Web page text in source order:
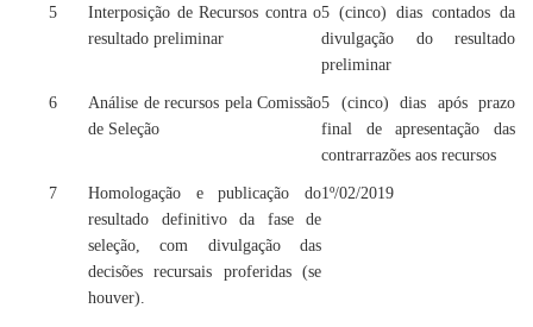
5
Interposição de Recursos contra o
resultado preliminar
5 (cinco) dias contados da
divulgação do resultado
preliminar
6
Análise de recursos pela Comissão
de Seleção
5 (cinco) dias após prazo
final de apresentação das
contrarrazões aos recursos
7
Homologação e publicação do
resultado definitivo da fase de
seleção, com divulgação das
decisões recursais proferidas (se
houver).
1º/02/2019